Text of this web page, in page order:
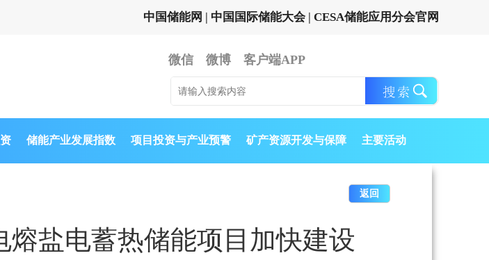
中国储能网 | 中国国际储能大会 | CESA储能应用分会官网
微信 微博 客户端APP
储能产业发展指数 项目投资与产业预警 矿产资源开发与保障 主要活动
返回
熔盐电蓄热储能项目加快建设